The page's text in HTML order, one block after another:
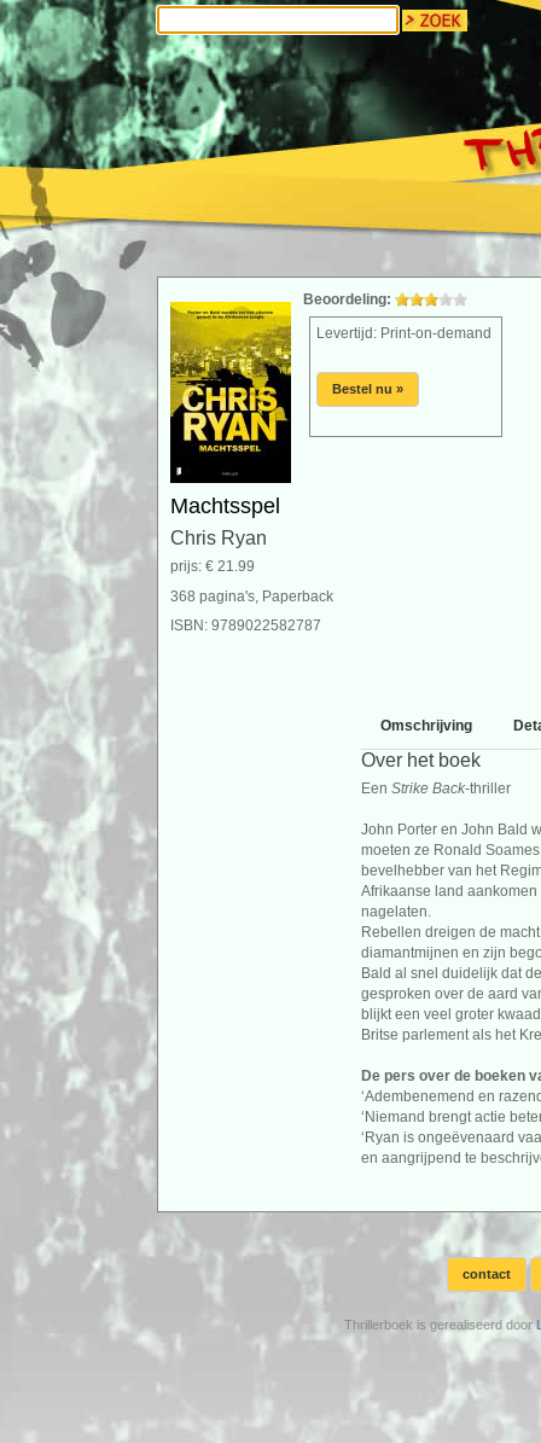
Beoordeling:
Levertijd: Print-on-demand
Bestel nu »
Machtsspel
Chris Ryan
prijs: € 21.99
368 pagina's, Paperback
ISBN: 9789022582787
Omschrijving
Over het boek
Een Strike Back-thriller
John Porter en John Bald
moeten ze Ronald
bevelhebber van het
Afrikaanse land
nagelaten.
Rebellen dreigen de
diamantmijnen en zijn
Bald al snel duidelijk dat
gesproken over de aard
blijkt een veel groter
Britse parlement als het
De pers over de boeken
‘Adembenemend en
‘Niemand brengt actie
‘Ryan is ongeëvenaard
en aangrijpend te
contact
Thrillerboek is gerealiseerd door